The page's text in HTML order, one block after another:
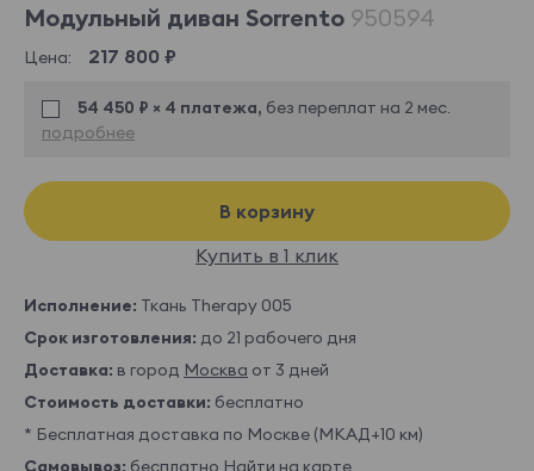
Модульный диван Sorrento 950594
Цена: 217 800 ₽
54 450 ₽ × 4 платежа, без переплат на 2 мес.
подробнее
В корзину
Купить в 1 клик
Исполнение: Ткань Therapy 005
Срок изготовления: до 21 рабочего дня
Доставка: в город Москва от 3 дней
Стоимость доставки: бесплатно
* Бесплатная доставка по Москве (МКАД+10 км)
Самовывоз: бесплатно Найти на карте